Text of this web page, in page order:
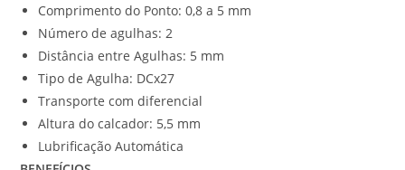
Comprimento do Ponto: 0,8 a 5 mm
Número de agulhas: 2
Distância entre Agulhas: 5 mm
Tipo de Agulha: DCx27
Transporte com diferencial
Altura do calcador: 5,5 mm
Lubrificação Automática